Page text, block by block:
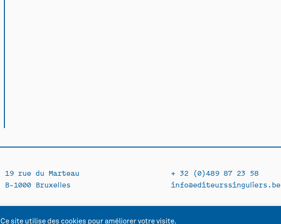
19 rue du Marteau
B-1000 Bruxelles
+ 32 (0)489 87 23 58
info@editeurssinguliers.be
Ce site utilise des cookies pour améliorer votre visite.